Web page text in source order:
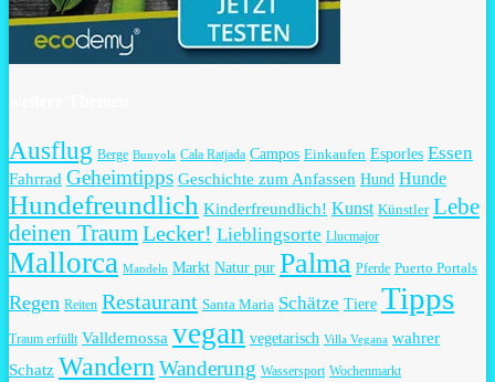
Ausflug Berge Bunyola Cala Ratjada Campos Einkaufen Esporles Essen
Fahrrad Geheimtipps Geschichte zum Anfassen Hund Hunde
Hundefreundlich Kinderfreundlich! Kunst Künstler Lebe
deinen Traum Lecker! Lieblingsorte Llucmajor
Mallorca Mandeln Markt Natur pur Palma Pferde Puerto Portals
Regen Reiten Restaurant Santa Maria Schätze Tiere Tipps
Traum erfüllt Valldemossa vegan vegetarisch Villa Vegana wahrer
Schatz Wandern Wanderung Wassersport Wochenmarkt